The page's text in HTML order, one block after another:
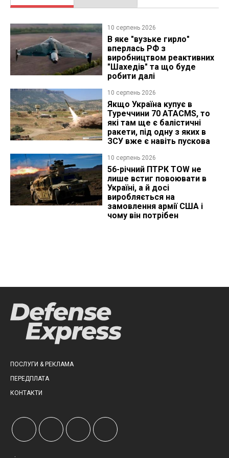
10 серпень 2026
В яке "вузьке гирло"
вперлась РФ з
виробництвом реактивних
"Шахедів" та що буде
робити далі
10 серпень 2026
Якщо Україна купує в
Туреччини 70 ATACMS, то
які там ще є балістичні
ракети, під одну з яких в
ЗСУ вже є навіть пускова
10 серпень 2026
56-річний ПТРК TOW не
лише встиг повоювати в
Україні, а й досі
виробляється на
замовлення армії США і
чому він потрібен
ПОСЛУГИ & РЕКЛАМА
ПЕРЕДПЛАТА
КОНТАКТИ